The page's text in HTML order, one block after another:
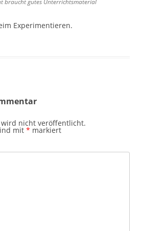
braucht gutes Unterrichtsmaterial
Experimentieren.
wird nicht veröffentlicht.
mit * markiert